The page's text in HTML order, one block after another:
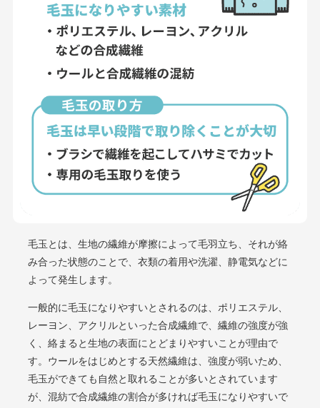
毛玉とは、生地の繊維が摩擦によって毛羽立ち、それが絡
み合った状態のことで、衣類の着用や洗濯、静電気などに
よって発生します。
一般的に毛玉になりやすいとされるのは、ポリエステル、
レーヨン、アクリルといった合成繊維で、繊維の強度が強
く、絡まると生地の表面にとどまりやすいことが理由で
す。ウールをはじめとする天然繊維は、強度が弱いため、
毛玉ができても自然と取れることが多いとされています
が、混紡で合成繊維の割合が多ければ毛玉になりやすいで